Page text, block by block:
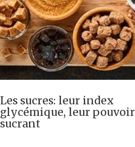
Les sucres: leur index
glycémique, leur pouvoir
sucrant